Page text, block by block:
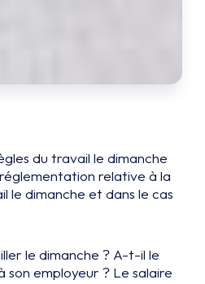
du travail le dimanche
relative à la
le dimanche et dans le cas
le dimanche ? A-t-il le
employeur ? Le salaire